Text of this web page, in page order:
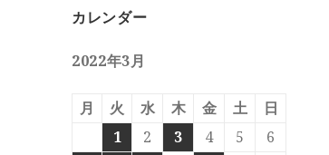
カレンダー
2022年3月
月 火 水 木 金 土
日
1
2 3 4 5
6